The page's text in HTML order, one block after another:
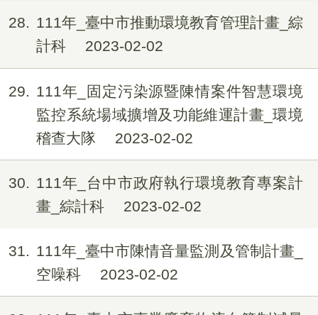
28
111年_臺中市推動環境教育管理計畫_綜
計科
2023-02-02
29
111年_固定污染源暨陳情案件智慧環境
監控系統場域擴增及功能維運計畫_環境
稽查大隊
2023-02-02
30
111年_台中市政府執行環境教育專案計
畫_綜計科
2023-02-02
31
111年_臺中市陳情音量監測及管制計畫_
空噪科
2023-02-02